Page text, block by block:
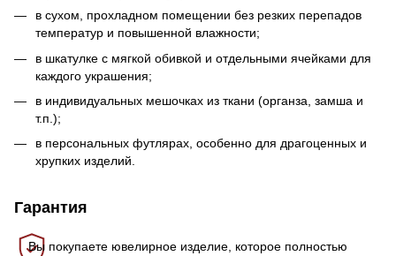
в сухом, прохладном помещении без резких перепадов
температур и повышенной влажности;
в шкатулке с мягкой обивкой и отдельными ячейками для
каждого украшения;
в индивидуальных мешочках из ткани (органза, замша и
т.п.);
в персональных футлярах, особенно для драгоценных и
хрупких изделий.
Гарантия
Вы покупаете ювелирное изделие, которое полностью